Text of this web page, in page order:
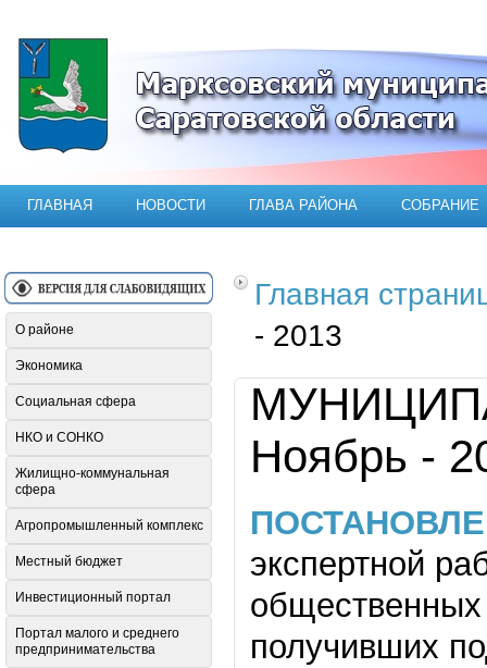
Официальный сайт Марксовского
ГЛАВНАЯ НОВОСТИ ГЛАВА РАЙОНА СОБРАНИЕ
Главная
- 2013
Ноябрь -
экспертной
общественных
получивших
О районе
Экономика
Социальная сфера
НКО и СОНКО
Жилищно-коммунальная
сфера
Агропромышленный комплекс
Местный бюджет
Инвестиционный портал
Портал малого и среднего
предпринимательства